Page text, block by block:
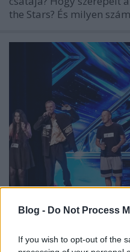
Blog - Do Not Process
If you wish to opt-out of the
the Stars? És milyen
faktor a